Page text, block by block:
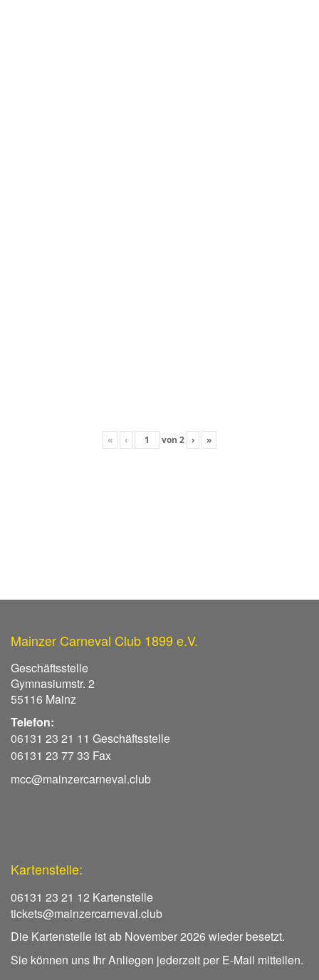
« ‹ von 2 › »
Mainzer Carneval Club 1899 e.V.
Geschäftsstelle
Gymnasiumstr. 2
55116 Mainz
Telefon:
06131 23 21 11 Geschäftsstelle
06131 23 77 33 Fax
mcc@mainzercarneval.club
Kartenstelle:
06131 23 21 12 Kartenstelle
tickets@mainzercarneval.club
Die Kartenstelle ist ab November 2026 wieder besetzt.
Sie können uns Ihr Anliegen jederzeit per E-Mail mitteilen.